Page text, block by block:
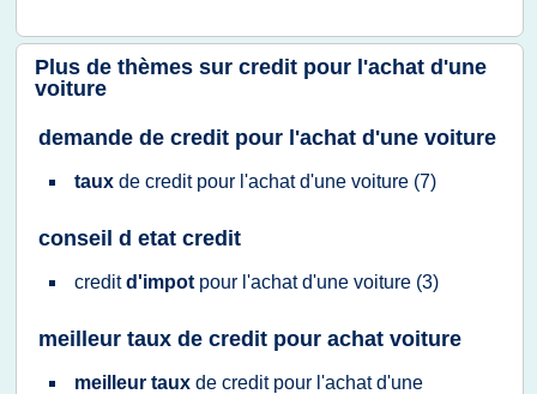
Plus de thèmes sur credit pour l'achat d'une
voiture
demande de credit pour l'achat d'une voiture
taux de credit pour l'achat d'une voiture (7)
conseil d etat credit
creditd'impot pour l'achat d'une voiture (3)
meilleur taux de credit pour achat voiture
meilleur taux de credit pour l'achat d'une